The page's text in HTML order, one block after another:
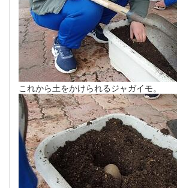
これから土をかけられるジャガイモ。